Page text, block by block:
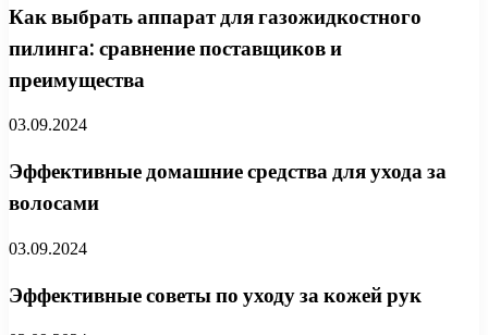
Как выбрать аппарат для газожидкостного
пилинга: сравнение поставщиков и
преимущества
03.09.2024
Эффективные домашние средства для ухода за
волосами
03.09.2024
Эффективные советы по уходу за кожей рук